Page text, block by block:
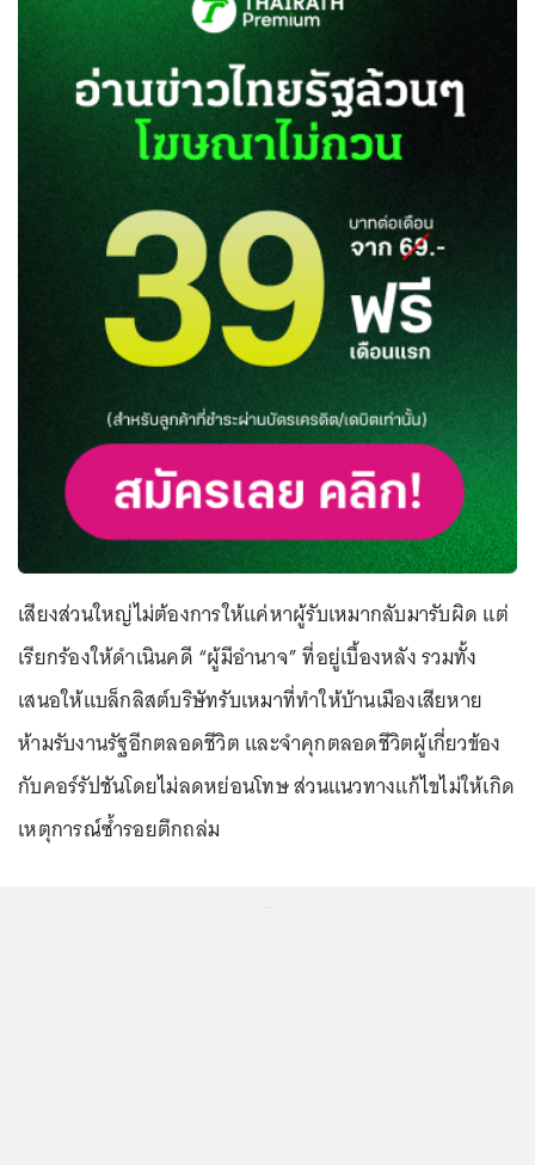
เสียงส่วนใหญ่ไม่ต้องการให้แค่หาผู้รับเหมากลับมารับผิด แต่
เรียกร้องให้ดำเนินคดี “ผู้มีอำนาจ” ที่อยู่เบื้องหลัง รวมทั้ง
เสนอให้แบล็กลิสต์บริษัทรับเหมาที่ทำให้บ้านเมืองเสียหาย
ห้ามรับงานรัฐอีกตลอดชีวิต และจำคุกตลอดชีวิตผู้เกี่ยวข้อง
กับคอร์รัปชันโดยไม่ลดหย่อนโทษ ส่วนแนวทางแก้ไขไม่ให้เกิด
เหตุการณ์ซ้ำรอยตึกถล่ม